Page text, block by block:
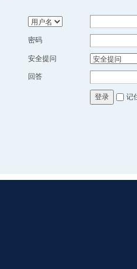
密码
安全提问
回答
登录 记